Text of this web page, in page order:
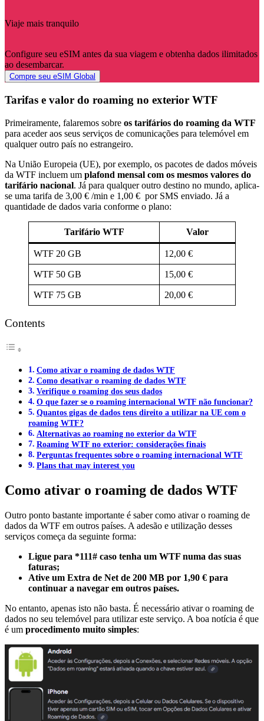
Viaje mais tranquilo
Configure seu eSIM antes da sua viagem e obtenha dados ilimitados
ao desembarcar.
Compre seu eSIM Global
Tarifas e valor do roaming no exterior WTF
Primeiramente, falaremos sobre os tarifários do roaming da WTF
para aceder aos seus serviços de comunicações para telemóvel em
qualquer outro país no estrangeiro.
Na União Europeia (UE), por exemplo, os pacotes de dados móveis
da WTF incluem um plafond mensal com os mesmos valores do
tarifário nacional. Já para qualquer outro destino no mundo, aplica-
se uma tarifa de 3,00 € /min e 1,00 € por SMS enviado. Já a
quantidade de dados varia conforme o plano:
Tarifário WTF Valor
WTF 20 GB 12,00 €
WTF 50 GB 15,00 €
WTF 75 GB 20,00 €
Contents
Como ativar o roaming de dados WTF
Como desativar o roaming de dados WTF
Verifique o roaming dos seus dados
O que fazer se o roaming internacional WTF não funcionar?
Quantos gigas de dados tens direito a utilizar na UE com o
roaming WTF?
Alternativas ao roaming no exterior da WTF
Roaming WTF no exterior: considerações finais
Perguntas frequentes sobre o roaming internacional WTF
Plans that may interest you
Como ativar o roaming de dados WTF
Outro ponto bastante importante é saber como ativar o roaming de
dados da WTF em outros países. A adesão e utilização desses
serviços começa da seguinte forma:
Ligue para *111# caso tenha um WTF numa das suas
faturas;
Ative um Extra de Net de 200 MB por 1,90 € para
continuar a navegar em outros países.
No entanto, apenas isto não basta. É necessário ativar o roaming de
dados no seu telemóvel para utilizar este serviço. A boa notícia é que
é um procedimento muito simples: